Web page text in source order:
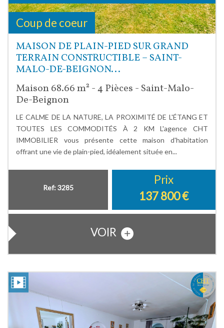
Coup de coeur
MAISON DE PLAIN-PIED SUR GRAND
TERRAIN CONSTRUCTIBLE – SAINT-
MALO-DE-BEIGNON...
Maison 68.66 m² - 4 Pièces - Saint-Malo-
De-Beignon
LE CALME DE LA NATURE, LA PROXIMITÉ DE L'ÉTANG ET
TOUTES LES COMMODITÉS À 2 KM L'agence CHT
IMMOBILIER vous présente cette maison d'habitation
offrant une vie de plain-pied, idéalement située en...
Ref: 3285
Prix
137 800€
VOIR